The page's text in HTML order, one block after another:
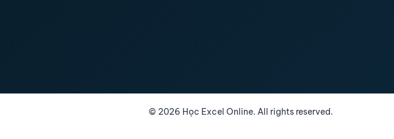
© 2026 Học Excel Online. All rights reserved.